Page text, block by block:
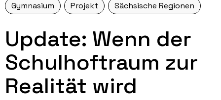
Gymnasium Projekt Sächsische Regionen
Update: Wenn der
Schulhoftraum zur
Realität wird